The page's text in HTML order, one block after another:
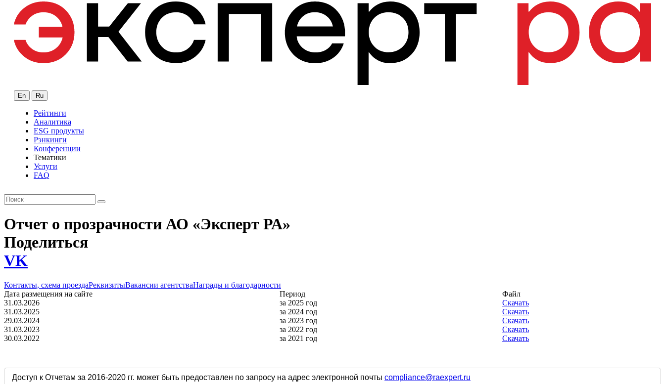
En Ru
Рейтинги
Аналитика
ESG продукты
Рэнкинги
Конференции
Тематики
Услуги
FAQ
Отчет о прозрачности АО «Эксперт РА»
Поделиться
VK
Контакты, схема проездаРеквизитыВакансии агентстваНаграды и благодарности
Дата размещения на сайте
Период
Файл
31.03.2026
за 2025 год
Скачать
31.03.2025
за 2024 год
Скачать
29.03.2024
за 2023 год
Скачать
31.03.2023
за 2022 год
Скачать
30.03.2022
за 2021 год Скачать
Доступ к Отчетам за 2016-2020 гг. может быть предоставлен по запросу на адрес электронной почты compliance@raexpert.ru